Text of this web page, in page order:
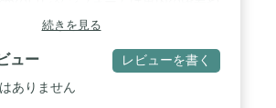
を解消しカラダへの負担を軽減しま
き感もなく地面からの冷気や暖気を
してくれるので快適な睡眠を確保で
、計算し尽くされた波形状のフォー
よるマットの張りとウレタンによる
続きを見る
ュー レビューを書く
ありません